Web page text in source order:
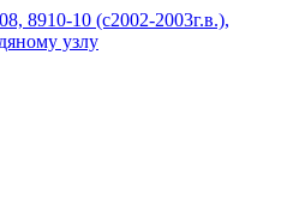
8910-10 (с2002-2003г.в.),
узлу